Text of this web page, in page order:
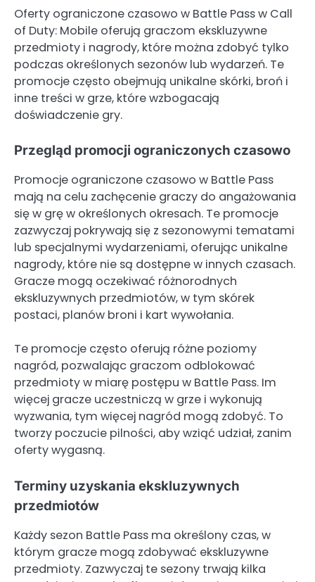
Oferty ograniczone czasowo w Battle Pass w Call
of Duty: Mobile oferują graczom ekskluzywne
przedmioty i nagrody, które można zdobyć tylko
podczas określonych sezonów lub wydarzeń. Te
promocje często obejmują unikalne skórki, broń i
inne treści w grze, które wzbogacają
doświadczenie gry.
Przegląd promocji ograniczonych czasowo
Promocje ograniczone czasowo w Battle Pass
mają na celu zachęcenie graczy do angażowania
się w grę w określonych okresach. Te promocje
zazwyczaj pokrywają się z sezonowymi tematami
lub specjalnymi wydarzeniami, oferując unikalne
nagrody, które nie są dostępne w innych czasach.
Gracze mogą oczekiwać różnorodnych
ekskluzywnych przedmiotów, w tym skórek
postaci, planów broni i kart wywołania.
Te promocje często oferują różne poziomy
nagród, pozwalając graczom odblokować
przedmioty w miarę postępu w Battle Pass. Im
więcej gracze uczestniczą w grze i wykonują
wyzwania, tym więcej nagród mogą zdobyć. To
tworzy poczucie pilności, aby wziąć udział, zanim
oferty wygasną.
Terminy uzyskania ekskluzywnych
przedmiotów
Każdy sezon Battle Pass ma określony czas, w
którym gracze mogą zdobywać ekskluzywne
przedmioty. Zazwyczaj te sezony trwają kilka